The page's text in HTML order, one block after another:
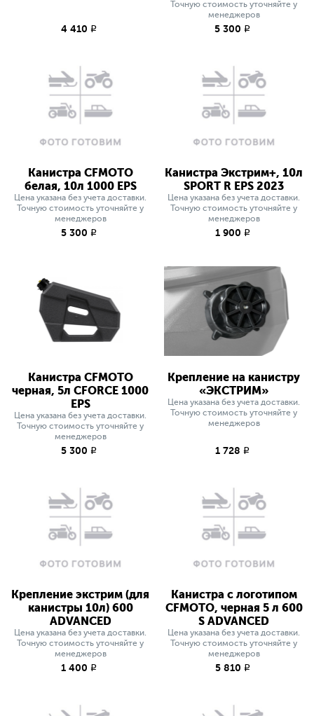
4 410 q
Точную стоимость уточняйте у
менеджеров
5 300 q
Канистра CFMOTO
белая, 10л 1000 EPS
Цена указана без учета доставки.
Точную стоимость уточняйте у
менеджеров
5 300 q
Канистра Экстрим+, 10л
SPORT R EPS 2023
Цена указана без учета доставки.
Точную стоимость уточняйте у
менеджеров
1 900 q
Канистра CFMOTO
черная, 5л СFORCE 1000
EPS
Цена указана без учета доставки.
Точную стоимость уточняйте у
менеджеров
5 300 q
Крепление на канистру
«ЭКСТРИМ»
Цена указана без учета доставки.
Точную стоимость уточняйте у
менеджеров
1 728 q
Крепление экстрим (для
канистры 10л) 600
ADVANCED
Цена указана без учета доставки.
Точную стоимость уточняйте у
менеджеров
1 400 q
Канистра с логотипом
CFMOTO, черная 5 л 600
S ADVANCED
Цена указана без учета доставки.
Точную стоимость уточняйте у
менеджеров
5 810 q